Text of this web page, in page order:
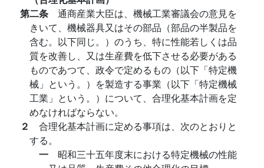
第二条 通商産業大臣は、機械工業審議会の意見を
きいて、機械器具又はその部品（部品の半製品を
含む。以下同じ。）のうち、特に性能若しくは品
質を改善し、又は生産費を低下させる必要がある
ものであつて、政令で定めるもの（以下「特定機
械」という。）を製造する事業（以下「特定機械
工業」という。）について、合理化基本計画を定
めなければならない。
２ 合理化基本計画に定める事項は、次のとおりと
する。
一 昭和三十五年度末における特定機械の性能